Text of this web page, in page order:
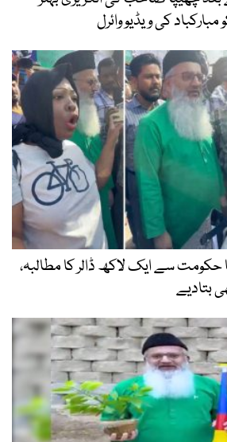
کی ویڈیو وائرل
حکومت سے ایک لاکھ ڈالر کا مطالبہ،
بتادیے